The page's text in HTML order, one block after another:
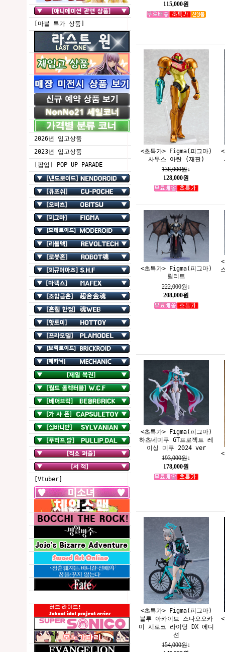
[마블 특가 상품]
2026년 입고상품
2023년 입고상품
[팝업] POP UP PARADE
[Vtuber]
115,000원
<초특가> Figma(피그마)
사무스 아란 (재판)
138,000원↓
128,000원
<초특가> Figma(피그마)
릴리트
222,000원↓
208,000원
<초특가> Figma(피그마)
하츠네미쿠 GT프로젝트 레
이싱 미쿠 2024 ver
193,000원↓
178,000원
<초특가> Figma(피그마)
블루 아카이브 스나오오카
미 시로코 라이딩 DX 에디
션
154,000원↓